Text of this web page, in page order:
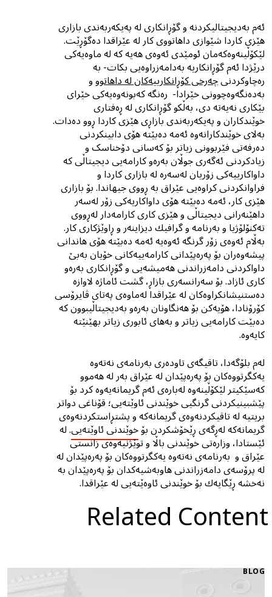
ئەم بەدیجیتالیکردنە و گۆڕانکاری لە پەیکەربەندی بازاری
هێزی کاردا شێوازى داهاتووی کار لە عێراقدا دەگۆڕێت.
لێکۆڵینەوەکەمان ئومێدی ئەوەی هەیە کە لە ماوەیەکى
درێژدا ئەم گۆڕانکاریە بەدامەزراوەیی بکات- بە
رەچاوکردنیچەرخى کۆڕانکارییەکان لە داهاتووو
بەدەنگەوەچوونی خێرادا- رەنگە کەبونەوەیەکی خێرای
بێکاری نەیەتە دی، بەڵکو گۆڕانکاری لە ڕەفتاری
خوێندکاران و پەیکەربەندی بازاڕی هێزی کاردا ڕوو دەدات.
بەلای خوێندکارانەوە ئەمە دەبێتە هۆی دابینکردنی
دەرفەتی فێربوونی زیاتر بۆ کەسانی دۆخناسک و
زیادکردنی ئەگەری جوڵان بەرەو کارامەیی دیجیتاڵی کە
داواکارییەکی زۆریان لەسەرە لە بازاری کاردا و
فراوانکردنی کراوەیی عێراق بە ڕووى جیهاندا. بۆ بازاری
هێزی کار، ئەمە دەبێتە هۆی داواکاریەکی زۆر لەسەر
داهێنەرانی دیجیتاڵی و هێزی کاری کارامەدار لەڕووى
تەکنۆلۆژیا و بەرنامە و گرافیك دیزاینەر و ڕاوێژکاری کار.
بەڵام ئەوەی زۆر گرنگە ئەوەیە ئەمە دەبێتە هۆی هاندانی
پیشەوەران بۆ پەرەپێدانی کارامەییەکانی خۆیان بەبێ
داواکردنی دامەزراندنى هەمیشەیی و گۆڕانکاری بەرەو
کاری ئازاد. بۆ سەرانسەرى بازاڕ، گشت ئاماژە لاوازە
دەستنیشانکراوەکان لە عێراقدا لەماوەی پەتای ڤایرۆسی
کۆرۆنادا، هۆیەکن بۆ هەنگاونان بەرەو بەدیجیتاڵیبوون کە
دەبێت کارامەیی زیاتر و بەهای ئابوری زیاتر بهێنێتە
کایەوە.
لەم بلۆگەدا، تاقیگەی تاودەری بەرنامەی نەتەوە
یەكگرتووەكان بۆ پەرەپێدان لە عێراق بەر لە هەموو
کەسێکیتر لێکۆڵینەوە لەبارەى ئەم گریمانەیەوە کرد بۆ
پێشبینیکردنی گرنگیی خوێندنى ئاوێتەیى؛ قۆناغی دواتر
بریتیە لە تاقیکردنەوەى گریمانەکە و پشتڕاستکردنەوەی
گریمانەکە لەڕگەی ڕێخۆشکردن بۆخوێندنی ئاوێتەیى. لە
ئێستادا، وزارەتی خوێندنی باڵا و توێژنیەوەی زانستی
عێراق و بەرنامەی نەتەوە یەكگرتووەكان بۆ پەرەپێدان لە
لە پرۆسەی دامەزراندنی هاوبەشیەکدان بۆ پەرەپێدان بە
نەخشە ڕێگایەك بۆ خوێندنی ئاوەێتەیى لە عێراقدا.
Related Content
BLOG